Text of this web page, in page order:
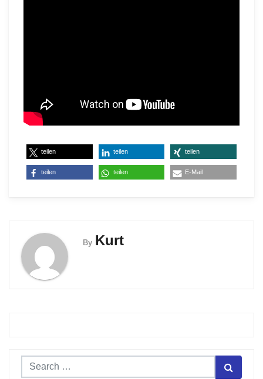
teilen teilen teilen
teilen teilen E-Mail
By Kurt